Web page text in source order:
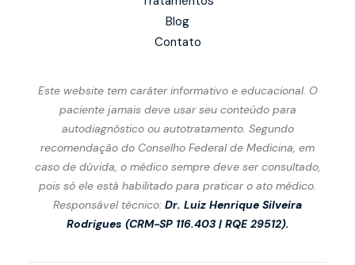
Blog
Contato
Este website tem caráter informativo e educacional. O
paciente jamais deve usar seu conteúdo para
autodiagnóstico ou autotratamento. Segundo
recomendação do Conselho Federal de Medicina, em
caso de dúvida, o médico sempre deve ser consultado,
pois só ele está habilitado para praticar o ato médico.
Responsável técnico: Dr. Luiz Henrique Silveira
Rodrigues (CRM-SP 116.403 | RQE 29512).